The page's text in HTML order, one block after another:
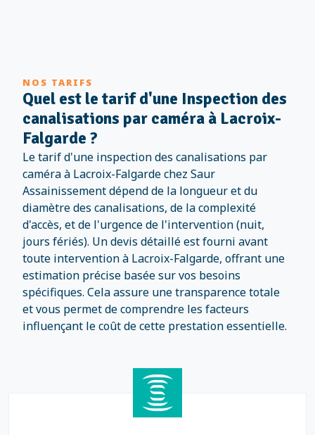
NOS TARIFS
Quel est le tarif d'une Inspection des
canalisations par caméra à Lacroix-
Falgarde ?
Le tarif d'une inspection des canalisations par
caméra à Lacroix-Falgarde chez Saur
Assainissement dépend de la longueur et du
diamètre des canalisations, de la complexité
d'accès, et de l'urgence de l'intervention (nuit,
jours fériés). Un devis détaillé est fourni avant
toute intervention à Lacroix-Falgarde, offrant une
estimation précise basée sur vos besoins
spécifiques. Cela assure une transparence totale
et vous permet de comprendre les facteurs
influençant le coût de cette prestation essentielle.